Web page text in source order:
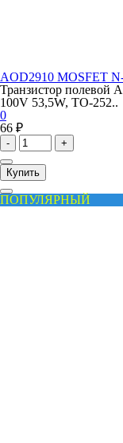
AOD2910 MOSFET
Транзистор полевой
100V 53,5W, TO-252..
0
66 ₽
- +
Купить
ПОПУЛЯРНЫЙ